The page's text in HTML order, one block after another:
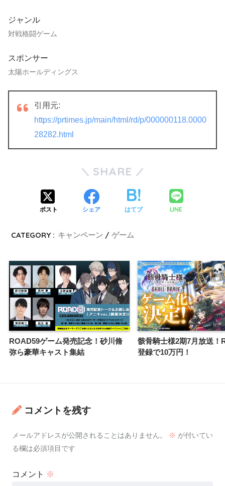
ジャンル
対戦格闘ゲーム
スポンサー
太陽ホールディングス
引用元:
https://prtimes.jp/main/html/rd/p/000000118.0000
28282.html
SHARE
ポスト シェア はてブ LINE
CATEGORY : キャンペーン ゲーム
ROAD59ゲーム発売記念！砂川脩
弥ら豪華キャスト集結
骸骨騎士様2期7月放送！
登録で10万円！
コメントを残す
メールアドレスが公開されることはありません。 ※ が付いてい
る欄は必須項目です
コメント ※